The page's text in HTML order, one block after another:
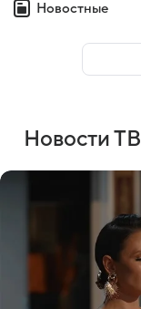
Новостные
Новости ТВ